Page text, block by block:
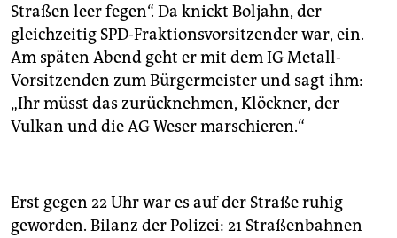
Straßen leer fegen“. Da knickt Boljahn, der
gleichzeitig SPD-Fraktionsvorsitzender war, ein.
Am späten Abend geht er mit dem IG Metall-
Vorsitzenden zum Bürgermeister und sagt ihm:
„Ihr müsst das zurücknehmen, Klöckner, der
Vulkan und die AG Weser marschieren.“
Erst gegen 22 Uhr war es auf der Straße ruhig
geworden. Bilanz der Polizei: 21 Straßenbahnen